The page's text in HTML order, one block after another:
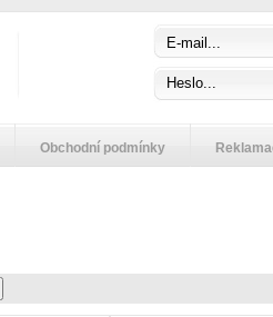
Obchodní podmínky